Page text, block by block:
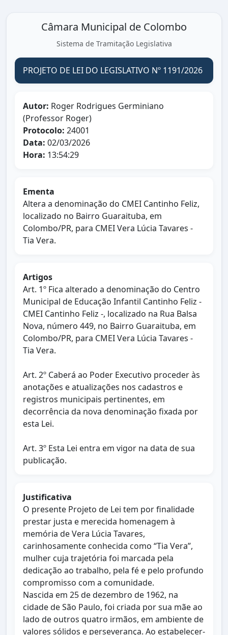
Câmara Municipal de Colombo
Sistema de Tramitação Legislativa
PROJETO DE LEI DO LEGISLATIVO Nº 1191/2026
Autor: Roger Rodrigues Germiniano
(Professor Roger)
Protocolo: 24001
Data: 02/03/2026
Hora: 13:54:29
Ementa
Altera a denominação do CMEI Cantinho Feliz,
localizado no Bairro Guaraituba, em
Colombo/PR, para CMEI Vera Lúcia Tavares -
Tia Vera.
Artigos
Art. 1º Fica alterado a denominação do Centro
Municipal de Educação Infantil Cantinho Feliz -
CMEI Cantinho Feliz -, localizado na Rua Balsa
Nova, número 449, no Bairro Guaraituba, em
Colombo/PR, para CMEI Vera Lúcia Tavares -
Tia Vera.
Art. 2º Caberá ao Poder Executivo proceder às
anotações e atualizações nos cadastros e
registros municipais pertinentes, em
decorrência da nova denominação fixada por
esta Lei.
Art. 3º Esta Lei entra em vigor na data de sua
publicação.
Justificativa
O presente Projeto de Lei tem por finalidade
prestar justa e merecida homenagem à
memória de Vera Lúcia Tavares,
carinhosamente conhecida como “Tia Vera”,
mulher cuja trajetória foi marcada pela
dedicação ao trabalho, pela fé e pelo profundo
compromisso com a comunidade.
Nascida em 25 de dezembro de 1962, na
cidade de São Paulo, foi criada por sua mãe ao
lado de outros quatro irmãos, em ambiente de
valores sólidos e perseverança. Ao estabelecer-